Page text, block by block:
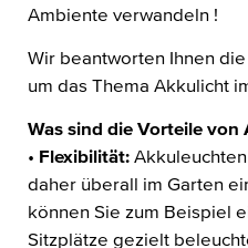
Ambiente verwandeln !
Wir beantworten Ihnen
um das Thema Akkulicht
Was sind die Vorteile
• Flexibilität:
daher überall im Garten
können Sie zum Beispiel
Sitzplätze gezielt